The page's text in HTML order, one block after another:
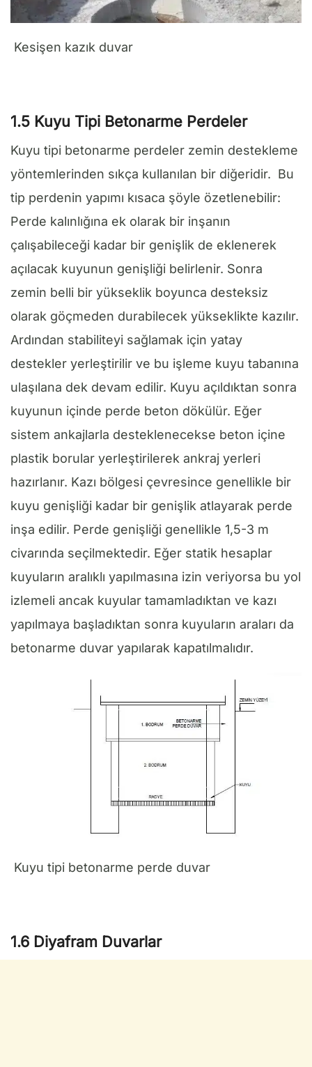
Kesişen kazık duvar
1.5 Kuyu Tipi Betonarme Perdeler
Kuyu tipi betonarme perdeler zemin destekleme
yöntemlerinden sıkça kullanılan bir diğeridir. Bu
tip perdenin yapımı kısaca şöyle özetlenebilir:
Perde kalınlığına ek olarak bir inşanın
çalışabileceği kadar bir genişlik de eklenerek
açılacak kuyunun genişliği belirlenir. Sonra
zemin belli bir yükseklik boyunca desteksiz
olarak göçmeden durabilecek yükseklikte kazılır.
Ardından stabiliteyi sağlamak için yatay
destekler yerleştirilir ve bu işleme kuyu tabanına
ulaşılana dek devam edilir. Kuyu açıldıktan sonra
kuyunun içinde perde beton dökülür. Eğer
sistem ankajlarla desteklenecekse beton içine
plastik borular yerleştirilerek ankraj yerleri
hazırlanır. Kazı bölgesi çevresince genellikle bir
kuyu genişliği kadar bir genişlik atlayarak perde
inşa edilir. Perde genişliği genellikle 1,5-3 m
civarında seçilmektedir. Eğer statik hesaplar
kuyuların aralıklı yapılmasına izin veriyorsa bu yol
izlemeli ancak kuyular tamamladıktan ve kazı
yapılmaya başladıktan sonra kuyuların araları da
betonarme duvar yapılarak kapatılmalıdır.
Kuyu tipi betonarme perde duvar
1.6 Diyafram Duvarlar